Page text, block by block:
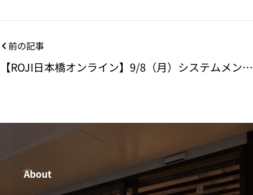
前の記事
【ROJI日本橋オンライン】9/8（月）システムメンテ
About